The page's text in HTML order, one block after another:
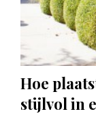
Hoe
stijlvol in